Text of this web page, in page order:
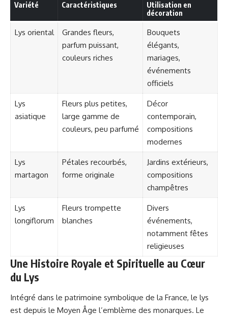
Variété Caractéristiques
Utilisation en
décoration
Lys oriental
Grandes fleurs,
parfum puissant,
couleurs riches
Bouquets
élégants,
mariages,
événements
officiels
Lys
asiatique
Fleurs plus petites,
large gamme de
couleurs, peu parfumé
Décor
contemporain,
compositions
modernes
Lys
martagon
Pétales recourbés,
forme originale
Jardins extérieurs,
compositions
champêtres
Lys
longiflorum
Fleurs trompette
blanches
Divers
événements,
notamment fêtes
religieuses
Une Histoire Royale et Spirituelle au Cœur
du Lys
Intégré dans le patrimoine symbolique de la France, le lys
est depuis le Moyen Âge l’emblème des monarques. Le